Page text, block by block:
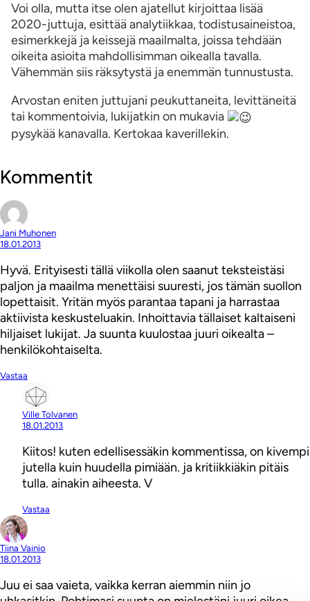
Voi olla, mutta itse olen ajatellut kirjoittaa lisää
2020-juttuja, esittää analytiikkaa, todistusaineistoa,
esimerkkejä ja keissejä maailmalta, joissa tehdään
oikeita asioita mahdollisimman oikealla tavalla.
Vähemmän siis räksytystä ja enemmän tunnustusta.
Arvostan eniten juttujani peukuttaneita, levittäneitä
tai kommentoivia, lukijatkin on mukavia
pysykää kanavalla. Kertokaa kaverillekin.
Kommentit
Jani Muhonen
18.01.2013
Hyvä. Erityisesti tällä viikolla olen saanut teksteistäsi
paljon ja maailma menettäisi suuresti, jos tämän suollon
lopettaisit. Yritän myös parantaa tapani ja harrastaa
aktiivista keskusteluakin. Inhoittavia tällaiset kaltaiseni
hiljaiset lukijat. Ja suunta kuulostaa juuri oikealta –
henkilökohtaiselta.
Vastaa
Ville Tolvanen
18.01.2013
Kiitos! kuten edellisessäkin kommentissa, on kivempi
jutella kuin huudella pimiään. ja kritiikkiäkin pitäis
tulla. ainakin aiheesta. V
Vastaa
Tiina Vainio
18.01.2013
Juu ei saa vaieta, vaikka kerran aiemmin niin jo